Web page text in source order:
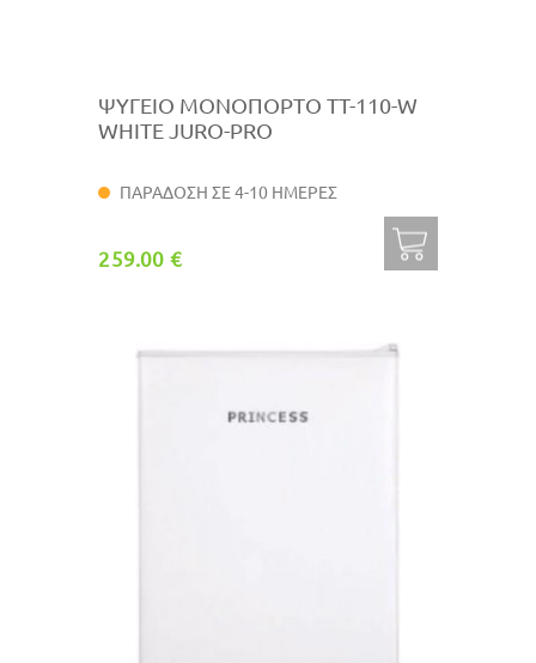
ΨΥΓΕΙΟ ΜΟΝΟΠΟΡΤΟ ΤΤ-110-W
WHITE JURO-PRO
ΠΑΡΑΔΟΣΗ ΣΕ 4-10 ΗΜΕΡΕΣ
259.00 €